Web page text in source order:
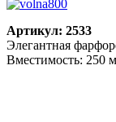
Артикул: 2533
Элегантная
Вместимость: 250